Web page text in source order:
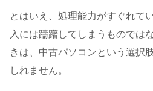
とはいえ、処理能力がすぐれて
入には躊躇してしまうものでは
きは、中古パソコンという選択
しれません。